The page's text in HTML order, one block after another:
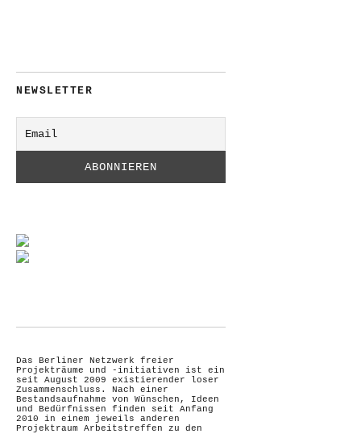
NEWSLETTER
Das Berliner Netzwerk freier
Projekträume und -initiativen ist ein
seit August 2009 existierender loser
Zusammenschluss. Nach einer
Bestandsaufnahme von Wünschen, Ideen
und Bedürfnissen finden seit Anfang
2010 in einem jeweils anderen
Projektraum Arbeitstreffen zu den